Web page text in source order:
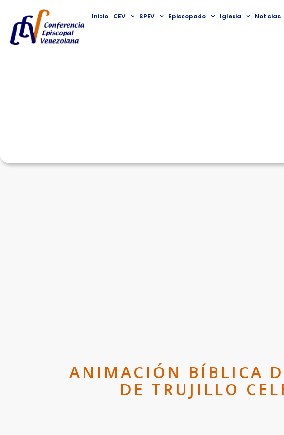
Inicio CEV SPEV Episcopado Iglesia Noticias
ANIMACIÓN BÍBLICA
DE TRUJILLO